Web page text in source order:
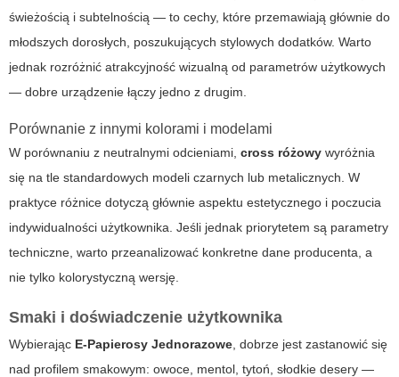
świeżością i subtelnością — to cechy, które przemawiają głównie do
młodszych dorosłych, poszukujących stylowych dodatków. Warto
jednak rozróżnić atrakcyjność wizualną od parametrów użytkowych
— dobre urządzenie łączy jedno z drugim.
Porównanie z innymi kolorami i modelami
W porównaniu z neutralnymi odcieniami, cross różowy wyróżnia
się na tle standardowych modeli czarnych lub metalicznych. W
praktyce różnice dotyczą głównie aspektu estetycznego i poczucia
indywidualności użytkownika. Jeśli jednak priorytetem są parametry
techniczne, warto przeanalizować konkretne dane producenta, a
nie tylko kolorystyczną wersję.
Smaki i doświadczenie użytkownika
Wybierając E-Papierosy Jednorazowe , dobrze jest zastanowić się
nad profilem smakowym: owoce, mentol, tytoń, słodkie desery —